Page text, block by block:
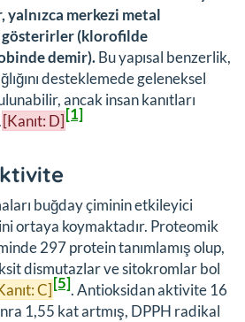
yalnızca merkezi metal
gösterirler (klorofilde
demir).Bu yapısal benzerlik,
desteklemede geleneksel
ancak insan kanıtları
[Kanıt: D][1]
buğday çiminin etkileyici
ortaya koymaktadır. Proteomik
297 protein tanımlamış olup,
dismutazlar ve sitokromlar bol
C][5]. Antioksidan aktivite 16
1,55 kat artmış, DPPH radikal